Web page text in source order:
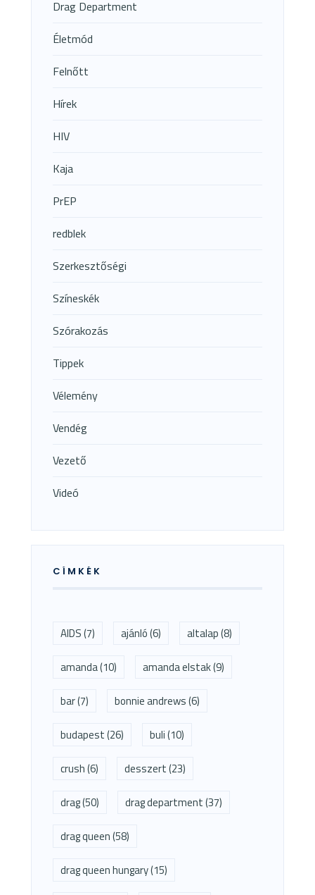
Drag Department
Életmód
Felnőtt
Hírek
HIV
Kaja
PrEP
redblek
Szerkesztőségi
Színeskék
Szórakozás
Tippek
Vélemény
Vendég
Vezető
Videó
CÍMKÉK
AIDS(7) ajánló(6) altalap(8)
amanda(10) amanda elstak(9)
bar(7) bonnie andrews(6)
budapest(26) buli(10)
crush(6) desszert(23)
drag(50) drag department(37)
drag queen(58)
drag queen hungary(15)